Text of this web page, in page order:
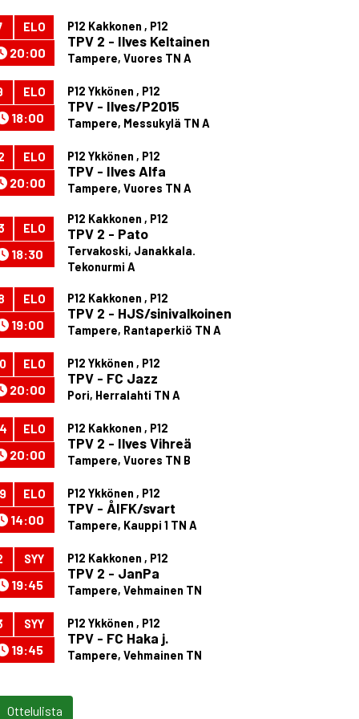
ELO
20:00
P12 Kakkonen , P12
TPV 2 - Ilves Keltainen
Tampere, Vuores TN A
ELO
18:00
P12 Ykkönen , P12
TPV - Ilves/P2015
Tampere, Messukylä TN A
ELO
20:00
P12 Ykkönen , P12
TPV - Ilves Alfa
Tampere, Vuores TN A
ELO
18:30
P12 Kakkonen , P12
TPV 2 - Pato
Tervakoski, Janakkala.
Tekonurmi A
ELO
19:00
P12 Kakkonen , P12
TPV 2 - HJS/sinivalkoinen
Tampere, Rantaperkiö TN A
ELO
20:00
P12 Ykkönen , P12
TPV - FC Jazz
Pori, Herralahti TN A
ELO
20:00
P12 Kakkonen , P12
TPV 2 - Ilves Vihreä
Tampere, Vuores TN B
ELO
14:00
P12 Ykkönen , P12
TPV - ÅIFK/svart
Tampere, Kauppi 1 TN A
SYY
19:45
P12 Kakkonen , P12
TPV 2 - JanPa
Tampere, Vehmainen TN
SYY
19:45
P12 Ykkönen , P12
TPV - FC Haka j.
Tampere, Vehmainen TN
Ottelulista